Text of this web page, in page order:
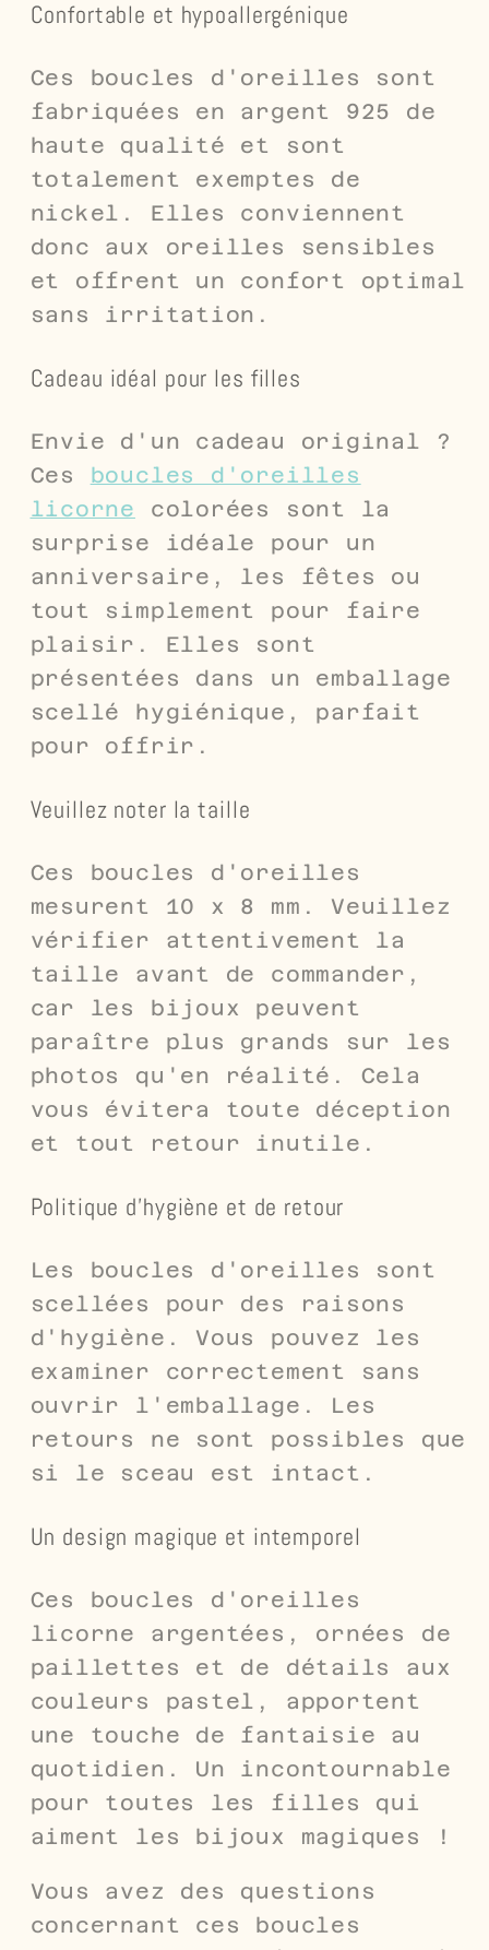
Confortable et hypoallergénique
Ces boucles d'oreilles sont
fabriquées en argent 925 de
haute qualité et sont
totalement exemptes de
nickel. Elles conviennent
donc aux oreilles sensibles
et offrent un confort optimal
sans irritation.
Cadeau idéal pour les filles
Envie d'un cadeau original ?
Ces boucles d'oreilles
licorne colorées sont la
surprise idéale pour un
anniversaire, les fêtes ou
tout simplement pour faire
plaisir. Elles sont
présentées dans un emballage
scellé hygiénique, parfait
pour offrir.
Veuillez noter la taille
Ces boucles d'oreilles
mesurent 10 x 8 mm. Veuillez
vérifier attentivement la
taille avant de commander,
car les bijoux peuvent
paraître plus grands sur les
photos qu'en réalité. Cela
vous évitera toute déception
et tout retour inutile.
Politique d'hygiène et de retour
Les boucles d'oreilles sont
scellées pour des raisons
d'hygiène. Vous pouvez les
examiner correctement sans
ouvrir l'emballage. Les
retours ne sont possibles que
si le sceau est intact.
Un design magique et intemporel
Ces boucles d'oreilles
licorne argentées, ornées de
paillettes et de détails aux
couleurs pastel, apportent
une touche de fantaisie au
quotidien. Un incontournable
pour toutes les filles qui
aiment les bijoux magiques !
Vous avez des questions
concernant ces boucles